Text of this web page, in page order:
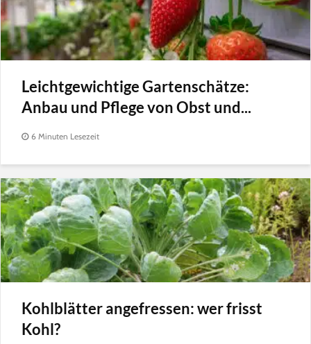
Leichtgewichtige Gartenschätze:
Anbau und Pflege von Obst und...
6 Minuten Lesezeit
Kohlblätter angefressen: wer frisst
Kohl?